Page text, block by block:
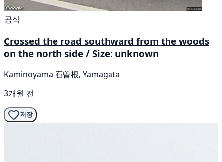
공식
Crossed the road southward from the woods
on the north side / Size: unknown
Kaminoyama 石曽根, Yamagata
3개월 전
저장